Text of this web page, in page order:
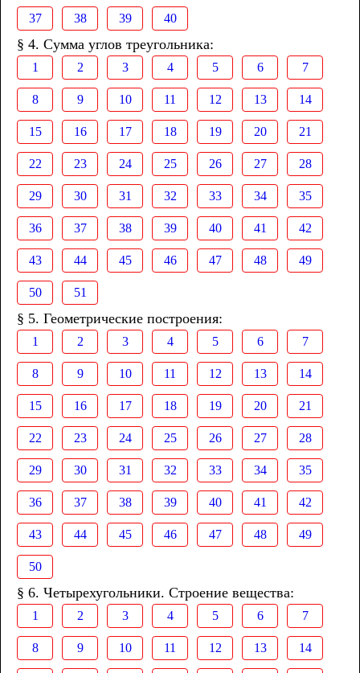
37 38 39 40
§ 4. Сумма углов треугольника:
1 2 3 4 5 6 7
8 9 10 11 12 13 14
15 16 17 18 19 20 21
22 23 24 25 26 27 28
29 30 31 32 33 34 35
36 37 38 39 40 41 42
43 44 45 46 47 48 49
50 51
§ 5. Геометрические построения:
1 2 3 4 5 6 7
8 9 10 11 12 13 14
15 16 17 18 19 20 21
22 23 24 25 26 27 28
29 30 31 32 33 34 35
36 37 38 39 40 41 42
43 44 45 46 47 48 49
50
§ 6. Четырехугольники. Строение вещества:
1 2 3 4 5 6 7
8 9 10 11 12 13 14